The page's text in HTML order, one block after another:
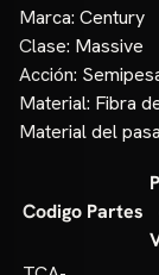
Marca: Century
Clase: Massive
Acción:
Material: Fibra
Material del
Codigo Partes